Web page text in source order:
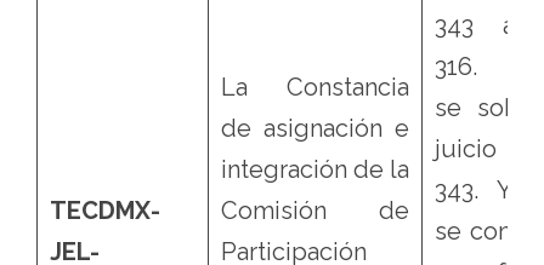
TECDMX-
JEL-
La Constancia
de asignación e
integración de la
Comisión de
Participación
343 al
316.
se
juicio
343. Y
se